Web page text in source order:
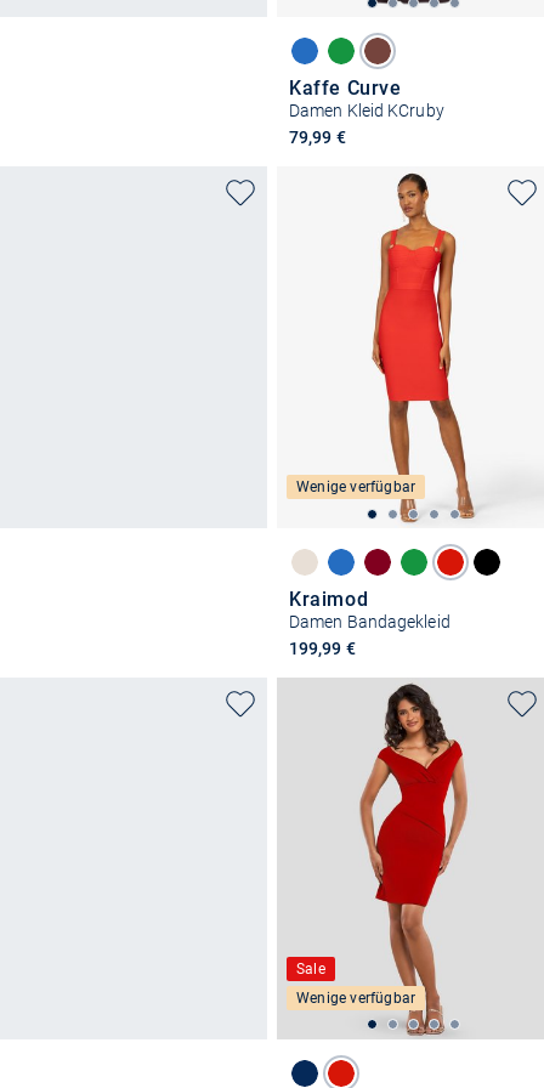
Kaffe Curve
Damen Kleid KCruby
79,99 €
Wenige verfügbar
Kraimod
Damen Bandagekleid
199,99 €
Sale
Wenige verfügbar